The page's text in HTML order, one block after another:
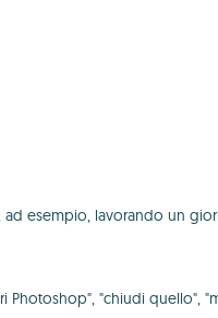
esempio, lavorando un
"chiudi quello",